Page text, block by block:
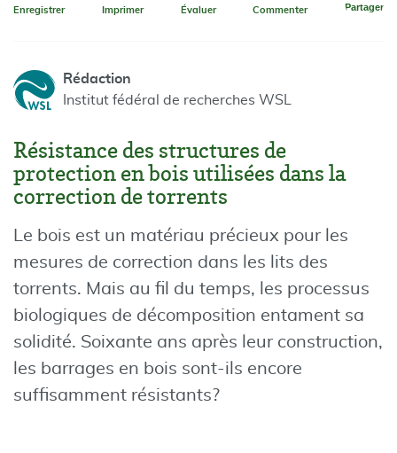
Enregistrer Imprimer Évaluer Commenter Partager
Rédaction
Institut fédéral de recherches WSL
Résistance des structures de
protection en bois utilisées dans la
correction de torrents
Le bois est un matériau précieux pour les
mesures de correction dans les lits des
torrents. Mais au fil du temps, les processus
biologiques de décomposition entament sa
solidité. Soixante ans après leur construction,
les barrages en bois sont-ils encore
suffisamment résistants?